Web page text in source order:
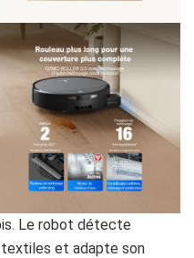
Le robot détecte
et adapte son